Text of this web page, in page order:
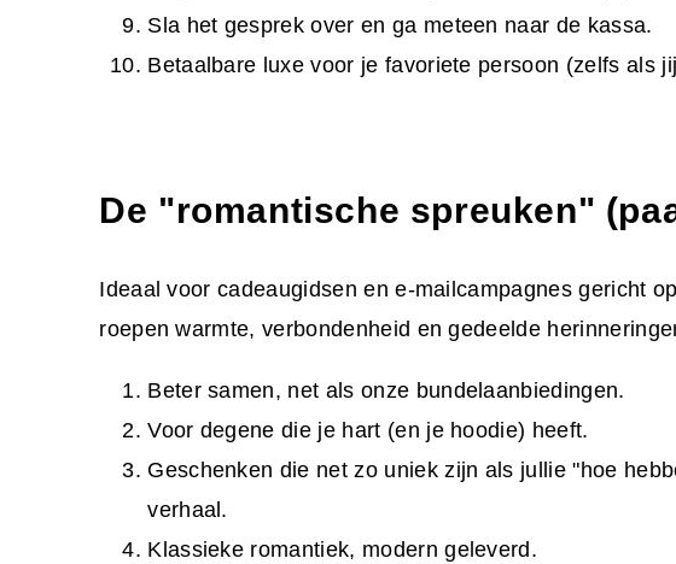
Sla het gesprek over en ga meteen naar de kassa.
Betaalbare luxe voor je favoriete persoon (zelfs als
De "romantische spreuken"
Ideaal voor cadeaugidsen en e-mailcampagnes gericht
roepen warmte, verbondenheid en gedeelde
Beter samen, net als onze bundelaanbiedingen.
Voor degene die je hart (en je hoodie) heeft.
Geschenken die net zo uniek zijn als jullie "hoe
verhaal.
Klassieke romantiek, modern geleverd.